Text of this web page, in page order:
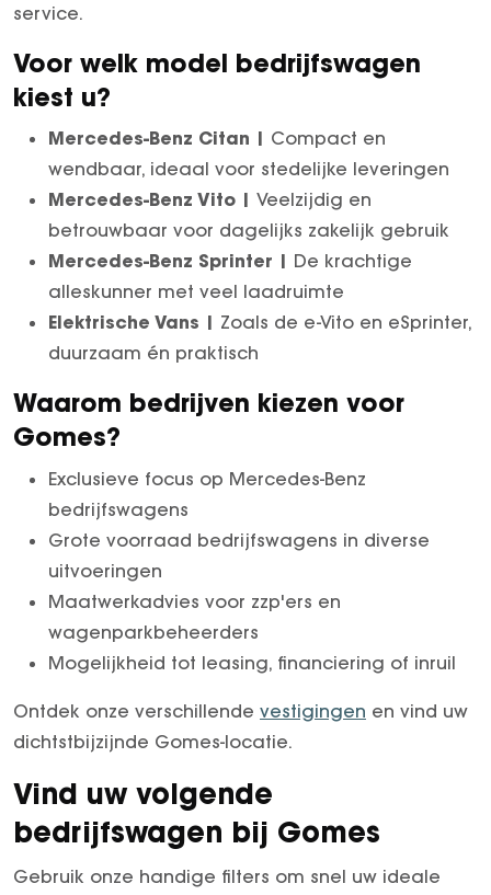
service.
Voor welk model bedrijfswagen
kiest u?
Mercedes-Benz Citan | Compact en
wendbaar, ideaal voor stedelijke leveringen
Mercedes-Benz Vito | Veelzijdig en
betrouwbaar voor dagelijks zakelijk gebruik
Mercedes-Benz Sprinter | De krachtige
alleskunner met veel laadruimte
Elektrische Vans | Zoals de e-Vito en eSprinter,
duurzaam én praktisch
Waarom bedrijven kiezen voor
Gomes?
Exclusieve focus op Mercedes-Benz
bedrijfswagens
Grote voorraad bedrijfswagens in diverse
uitvoeringen
Maatwerkadvies voor zzp'ers en
wagenparkbeheerders
Mogelijkheid tot leasing, financiering of inruil
Ontdek onze verschillende vestigingen en vind uw
dichtstbijzijnde Gomes-locatie.
Vind uw volgende
bedrijfswagen bij Gomes
Gebruik onze handige filters om snel uw ideale